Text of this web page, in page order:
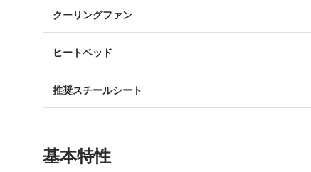
クーリングファン
ヒートベッド
推奨スチールシート
基本特性